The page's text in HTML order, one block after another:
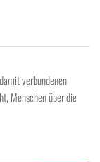
verbundenen
Menschen über die